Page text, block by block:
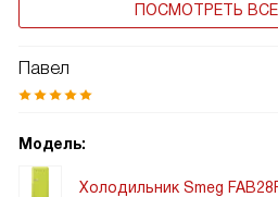
ПОСМОТРЕТЬ
Павел
Модель:
Холодильник Smeg